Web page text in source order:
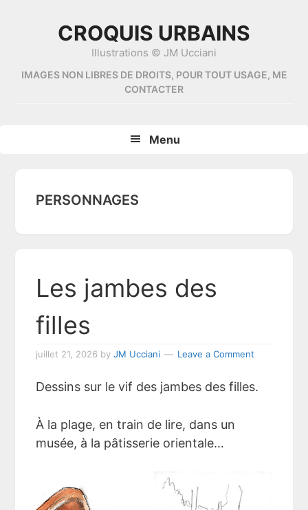
CROQUIS URBAINS
Illustrations © JM Ucciani
IMAGES NON LIBRES DE DROITS, POUR TOUT USAGE, ME
CONTACTER
Menu
PERSONNAGES
Les jambes des
filles
juillet 21, 2026 byJM Ucciani Leave a Comment
Dessins sur le vif des jambes des filles.
À la plage, en train de lire, dans un
musée, à la pâtisserie orientale…